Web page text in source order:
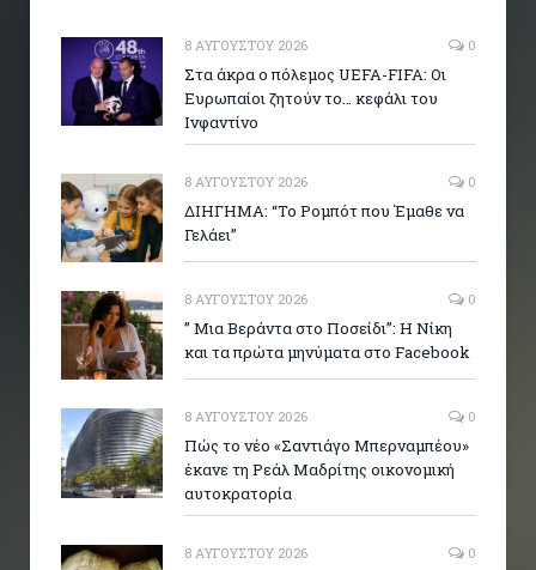
8 ΑΥΓΟΎΣΤΟΥ 2026 0
Στα άκρα ο πόλεμος UEFA-FIFA: Οι
Ευρωπαίοι ζητούν το… κεφάλι του
Ινφαντίνο
8 ΑΥΓΟΎΣΤΟΥ 2026 0
ΔΙΗΓΗΜΑ: “Το Ρομπότ που Έμαθε να
Γελάει”
8 ΑΥΓΟΎΣΤΟΥ 2026 0
” Μια Βεράντα στο Ποσείδι”: Η Νίκη
και τα πρώτα μηνύματα στο Facebook
8 ΑΥΓΟΎΣΤΟΥ 2026 0
Πώς το νέο «Σαντιάγο Μπερναμπέου»
έκανε τη Ρεάλ Μαδρίτης οικονομική
αυτοκρατορία
8 ΑΥΓΟΎΣΤΟΥ 2026 0